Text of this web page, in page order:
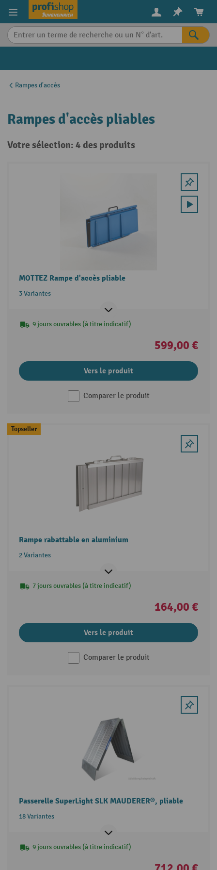
content
Rampes d'accès
Rampes d'accès pliables
Votre sélection: 4 des produits
MOTTEZ Rampe d'accès pliable
3 Variantes
9 jours ouvrables (à titre indicatif)
599,00 €
Vers le produit
Comparer le produit
Topseller
Rampe rabattable en aluminium
2 Variantes
7 jours ouvrables (à titre indicatif)
164,00 €
Vers le produit
Comparer le produit
Passerelle SuperLight SLK MAUDERER®, pliable
18 Variantes
9 jours ouvrables (à titre indicatif)